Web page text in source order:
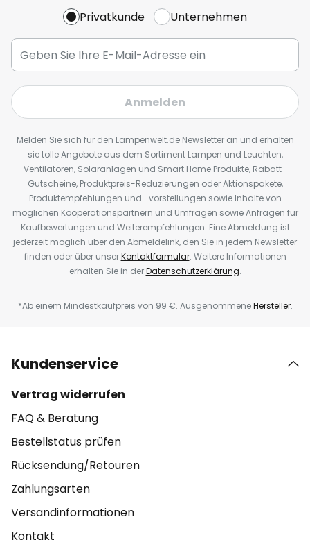
Privatkunde Unternehmen
Anmelden
Melden Sie sich für den Lampenwelt.de Newsletter an und erhalten
sie tolle Angebote aus dem Sortiment Lampen und Leuchten,
Ventilatoren, Solaranlagen und Smart Home Produkte, Rabatt-
Gutscheine, Produktpreis-Reduzierungen oder Aktionspakete,
Produktempfehlungen und -vorstellungen sowie Inhalte von
möglichen Kooperationspartnern und Umfragen sowie Anfragen für
Kaufbewertungen und Weiterempfehlungen. Eine Abmeldung ist
jederzeit möglich über den Abmeldelink, den Sie in jedem Newsletter
finden oder über unserKontaktformular. Weitere Informationen
erhalten Sie in derDatenschutzerklärung.
*Ab einem Mindestkaufpreis von 99 €. AusgenommeneHersteller.
Kundenservice
Vertrag widerrufen
FAQ & Beratung
Bestellstatus prüfen
Rücksendung/Retouren
Zahlungsarten
Versandinformationen
Kontakt